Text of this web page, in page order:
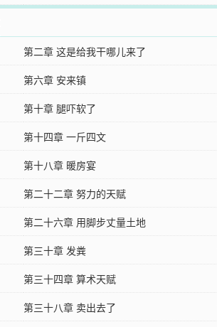
第二章 这是给我干哪儿来了
第六章 安来镇
第十章 腿吓软了
第十四章 一斤四文
第十八章 暖房宴
第二十二章 努力的天赋
第二十六章 用脚步丈量土地
第三十章 发粪
第三十四章 算术天赋
第三十八章 卖出去了